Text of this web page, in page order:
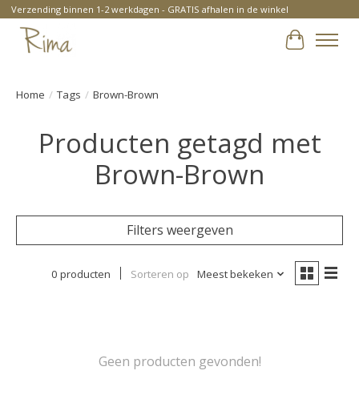
Verzending binnen 1-2 werkdagen - GRATIS afhalen in de winkel
Home / Tags / Brown-Brown
Producten getagd met
Brown-Brown
Filters weergeven
0 producten Sorteren op Meest bekeken
Geen producten gevonden!